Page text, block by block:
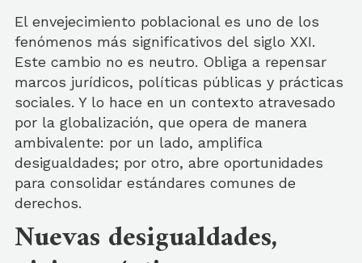
El envejecimiento poblacional es uno de los
fenómenos más significativos del siglo XXI.
Este cambio no es neutro. Obliga a repensar
marcos jurídicos, políticas públicas y prácticas
sociales. Y lo hace en un contexto atravesado
por la globalización, que opera de manera
ambivalente: por un lado, amplifica
desigualdades; por otro, abre oportunidades
para consolidar estándares comunes de
derechos.
Nuevas desigualdades,